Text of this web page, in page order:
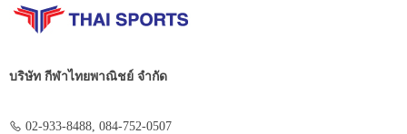
บริษัท กีฬาไทยพาณิชย์ จำกัด
02-933-8488, 084-752-0507